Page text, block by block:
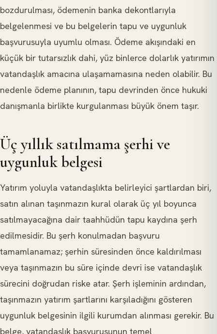
bozdurulması, ödemenin banka dekontlarıyla
belgelenmesi ve bu belgelerin tapu ve uygunluk
başvurusuyla uyumlu olması. Ödeme akışındaki en
küçük bir tutarsızlık dahi, yüz binlerce dolarlık yatırımın
vatandaşlık amacına ulaşamamasına neden olabilir. Bu
nedenle ödeme planının, tapu devrinden önce hukuki
danışmanla birlikte kurgulanması büyük önem taşır.
Üç yıllık satılmama şerhi ve
uygunluk belgesi
Yatırım yoluyla vatandaşlıkta belirleyici şartlardan biri,
satın alınan taşınmazın kural olarak üç yıl boyunca
satılmayacağına dair taahhüdün tapu kaydına şerh
edilmesidir. Bu şerh konulmadan başvuru
tamamlanamaz; şerhin süresinden önce kaldırılması
veya taşınmazın bu süre içinde devri ise vatandaşlık
sürecini doğrudan riske atar. Şerh işleminin ardından,
taşınmazın yatırım şartlarını karşıladığını gösteren
uygunluk belgesinin ilgili kurumdan alınması gerekir. Bu
belge, vatandaşlık başvurusunun temel